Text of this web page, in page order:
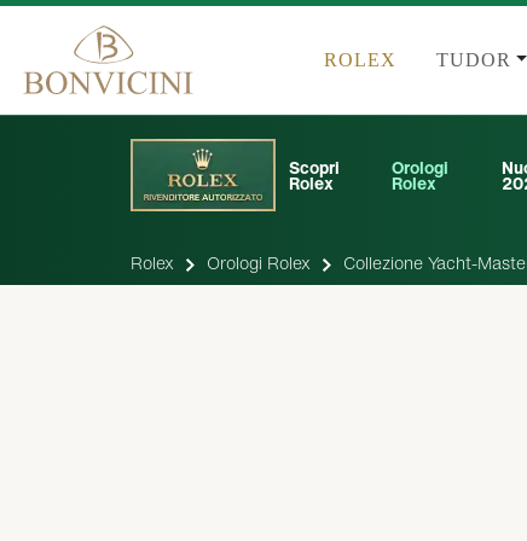
ROLEX TUDOR
Scopri
Rolex
Orologi
Rolex
Rolex Orologi Rolex Collezione Yacht-